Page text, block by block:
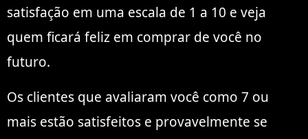
satisfação em uma escala de 1 a 10 e veja
quem ficará feliz em comprar de você no
futuro.
Os clientes que avaliaram você como 7 ou
mais estão satisfeitos e provavelmente se